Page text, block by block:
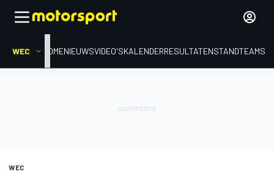
WEC HOMENIEUWSVIDEO'SKALENDERRESULTATENSTANDTEAMS
WEC